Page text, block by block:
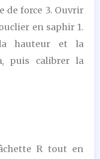
de force 3. Ouvrir
en saphir 1.
hauteur et la
puis calibrer la
R tout en